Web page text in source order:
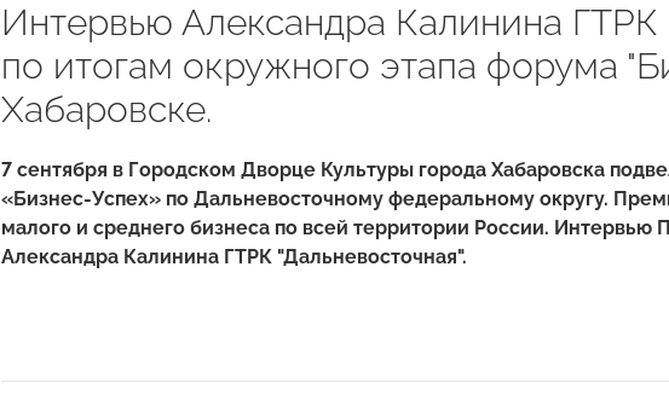
Интервью Александра Калинина ГТРК
по итогам окружного этапа форума
Хабаровске.
7 сентября в Городском Дворце Культуры города Хабаровска
«Бизнес-Успех» по Дальневосточному федеральному округу.
малого и среднего бизнеса по всей территории России.
Александра Калинина ГТРК "Дальневосточная".